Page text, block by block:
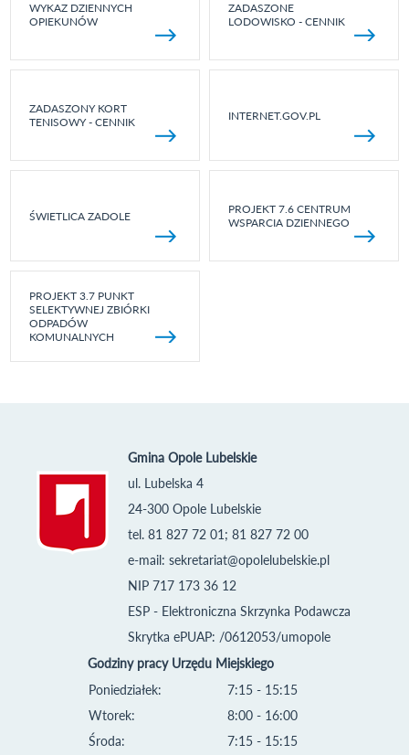
WYKAZ DZIENNYCH
OPIEKUNÓW
ZADASZONE
LODOWISKO - CENNIK
ZADASZONY KORT
TENISOWY - CENNIK
INTERNET.GOV.PL
ŚWIETLICA ZADOLE
PROJEKT 7.6 CENTRUM
WSPARCIA DZIENNEGO
PROJEKT 3.7 PUNKT
SELEKTYWNEJ ZBIÓRKI
ODPADÓW
KOMUNALNYCH
Gmina Opole Lubelskie
ul. Lubelska 4
24-300 Opole Lubelskie
tel. 81 827 72 01; 81 827 72 00
e-mail: sekretariat@opolelubelskie.pl
NIP 717 173 36 12
ESP - Elektroniczna Skrzynka Podawcza
Skrytka ePUAP: /0612053/umopole
Godziny pracy Urzędu Miejskiego
Poniedziałek:
Wtorek:
Środa:
7:15 - 15:15
8:00 - 16:00
7:15 - 15:15